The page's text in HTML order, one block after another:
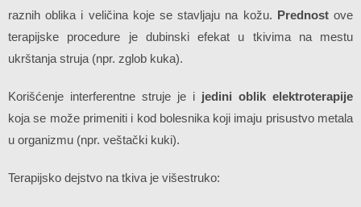
raznih oblika i veličina koje se stavljaju na kožu. Prednostove
terapijske procedure je dubinski efekat u tkivima na mestu
ukrštanja struja (npr. zglob kuka).
Korišćenje interferentne struje je i jedini oblik elektroterapije
koja se može primeniti i kod bolesnika koji imaju prisustvo metala
u organizmu (npr. veštački kuki).
Terapijsko dejstvo na tkiva je višestruko: